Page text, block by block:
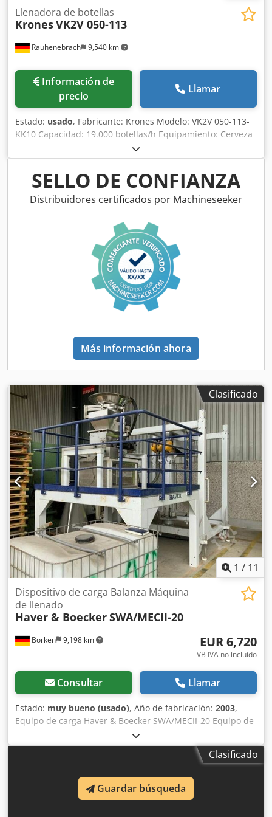
Rauhenebrach 9,540 km
Llenadora de botellas
KronesVK2V 050-113
Información de
precio
Llamar
Estado: usado, Fabricante: Krones Modelo: VK2V 050-113-
KK10 Capacidad: 19.000 botellas/h Equipamiento: Cerveza
en botella de vidrio de 0,5 l Año de fabricación: 1991
Dedpfxjyzhkys Afpjck Alimentación: Bloc Sentido de
trabajo: derecha → izquierda Llenadora: VK2V 050-113
División de llenadora: 113 mm Cabezas de llenado: 50
unidades Ejecución: ajuste de altura del tanque de
llenado mecánico, ducha para botellas, HDE Taponadora:
Taponadora de corona 10-113 Ejecución: ajuste de altura
de la parte superior de la taponadora
SELLO DE CONFIANZA
Distribuidores certificados por Machineseeker
Más información ahora
Clasificado
1 / 11
Borken 9,198 km
Dispositivo de carga Balanza Máquina
de llenado
Haver & BoeckerSWA/MECII-20
EUR 6,720
VB IVA no incluído
Consultar Llamar
Estado: muy bueno (usado), Año de fabricación: 2003,
Equipo de carga Haver & Boecker SWA/MECII-20 Equipo de
carga a granel Haver & Boecker SWA/MECII-20 con báscula
para la carga de camiones o vagones con materiales a
granel. Apto para materiales a granel de flujo libre y no
SWA/MECII-20 Año de fabricación: 2003 Dcjdpfsg Sfa Tox
Afpjk Límites de temperatura: -10 °C / 40 °C Tensión: 230 V
Clasificado
Guardar búsqueda